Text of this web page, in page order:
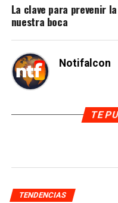
La clave para prevenir
nuestra boca
Notifalcon
TE
TENDENCIAS